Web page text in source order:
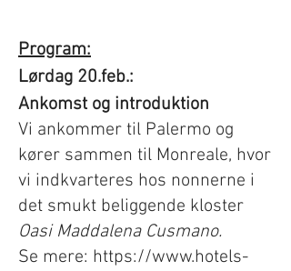
Program:
​Lørdag 20.feb.:
Ankomst og introduktion
Vi ankommer til Palermo og
kører sammen til Monreale, hvor
vi indkvarteres hos nonnerne i
det smukt beliggende kloster
Oasi Maddalena Cusmano.
Se mere: https://www.hotels-